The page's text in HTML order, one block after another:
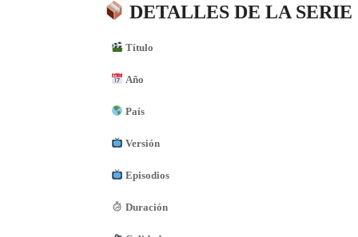
DETALLES DE LA SERIE
Título
Año
País
Versión
Episodios
Duración